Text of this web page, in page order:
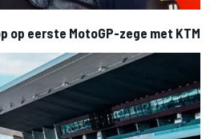
op eerste MotoGP-zege met KTM